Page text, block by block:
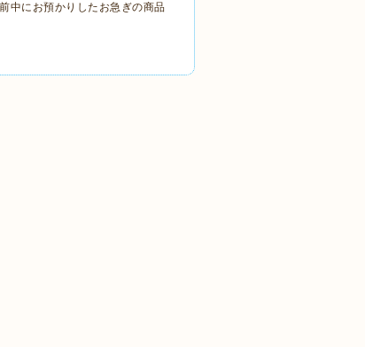
中にお預かりしたお急ぎの商品